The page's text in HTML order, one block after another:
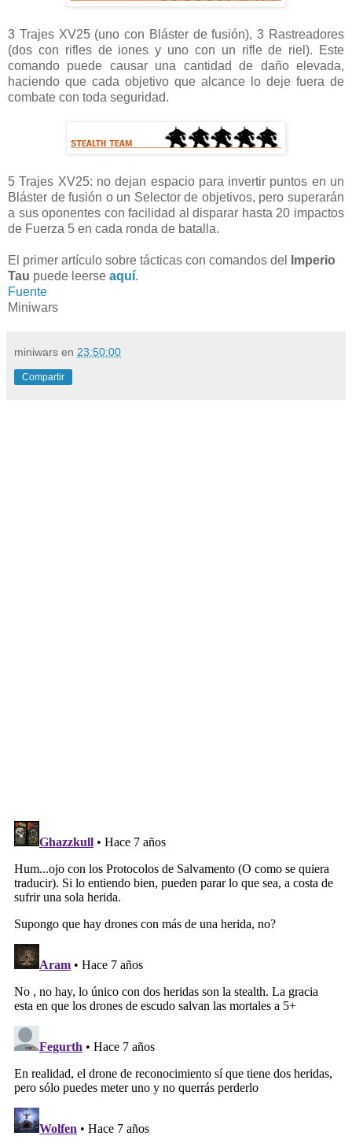
3 Trajes XV25 (uno con Bláster de fusión), 3 Rastreadores
(dos con rifles de iones y uno con un rifle de riel). Este
comando puede causar una cantidad de daño elevada,
haciendo que cada objetivo que alcance lo deje fuera de
combate con toda seguridad.
5 Trajes XV25: no dejan espacio para invertir puntos en un
Bláster de fusión o un Selector de objetivos, pero superarán
a sus oponentes con facilidad al disparar hasta 20 impactos
de Fuerza 5 en cada ronda de batalla.
El primer artículo sobre tácticas con comandos del
Imperio
Tau puede leerse aquí.
Fuente
Miniwars
miniwars en 23:50:00
Compartir